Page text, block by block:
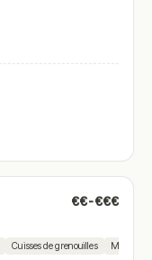
€€-€€€
Cuisses de grenouilles Moules